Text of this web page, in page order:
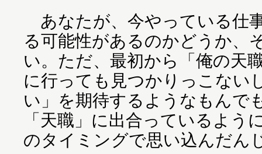
あなたが、今やっている仕
る可能性があるのかどうか、
い。ただ、最初から「俺の天
に行っても見つかりっこない
い」を期待するようなもんで
「天職」に出合っているよう
のタイミングで思い込んだん